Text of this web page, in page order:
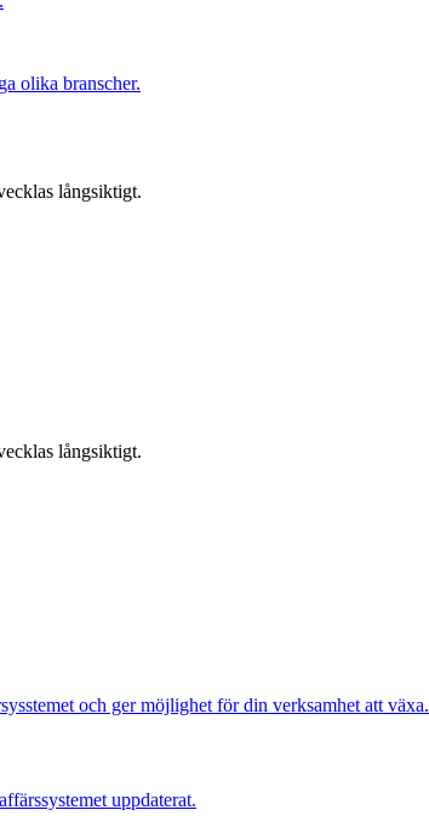
olika branscher.
långsiktigt.
långsiktigt.
och ger möjlighet för din verksamhet att växa.
uppdaterat.